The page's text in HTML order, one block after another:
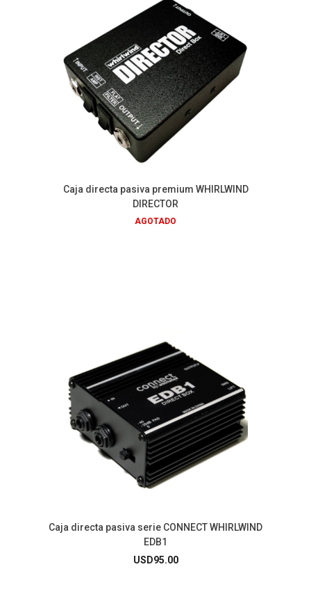
Caja directa pasiva premium WHIRLWIND
DIRECTOR
AGOTADO
Caja directa pasiva serie CONNECT WHIRLWIND
EDB1
USD95.00